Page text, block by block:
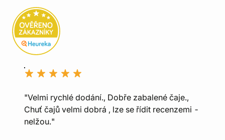
"Velmi rychlé dodání., Dobře zabalené čaje.,
Chuť čajů velmi dobrá , lze se řídit recenzemi -
nelžou."